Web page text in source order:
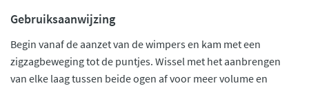
Gebruiksaanwijzing
Begin vanaf de aanzet van de wimpers en kam met een
zigzagbeweging tot de puntjes. Wissel met het aanbrengen
van elke laag tussen beide ogen af voor meer volume en